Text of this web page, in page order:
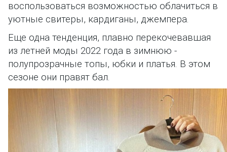
воспользоваться возможностью облачиться в
уютные свитеры, кардиганы, джемпера.
Еще одна тенденция, плавно перекочевавшая
из летней моды 2022 года в зимнюю -
полупрозрачные топы, юбки и платья. В этом
сезоне они правят бал.